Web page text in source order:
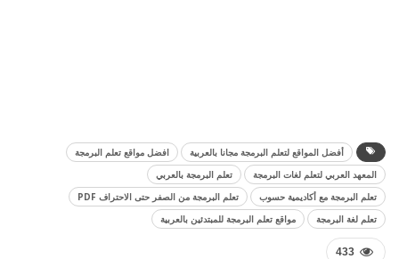
أفضل المواقع لتعلم البرمجة مجانا بالعربية
افضل مواقع تعلم البرمجة
المعهد العربي لتعلم لغات البرمجة
تعلم البرمجة بالعربي
تعلم البرمجة مع أكاديمية حسوب
تعلم البرمجة من الصفر حتى الاحتراف PDF
تعلم لغة البرمجة
مواقع تعلم البرمجة للمبتدئين بالعربية
433